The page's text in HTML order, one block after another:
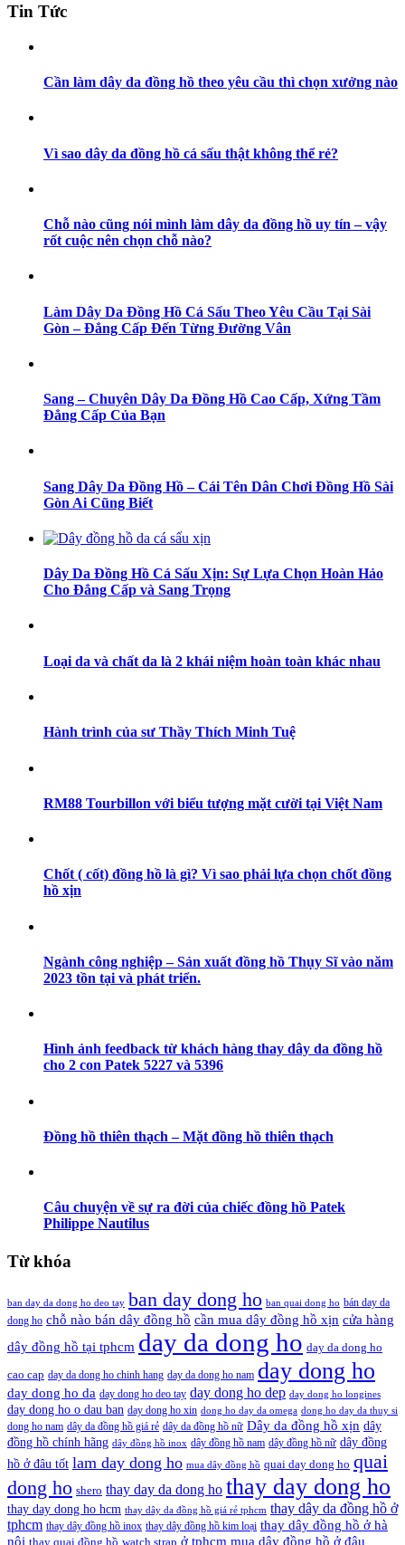
Tin Tức
Cần làm dây da đồng hồ theo yêu cầu thì chọn xưởng nào
Vì sao dây da đồng hồ cá sấu thật không thể rẻ?
Chỗ nào cũng nói mình làm dây da đồng hồ uy tín – vậy
rốt cuộc nên chọn chỗ nào?
Làm Dây Da Đồng Hồ Cá Sấu Theo Yêu Cầu Tại Sài
Gòn – Đẳng Cấp Đến Từng Đường Vân
Sang – Chuyên Dây Da Đồng Hồ Cao Cấp, Xứng Tầm
Đẳng Cấp Của Bạn
Sang Dây Da Đồng Hồ – Cái Tên Dân Chơi Đồng Hồ Sài
Gòn Ai Cũng Biết
Dây Da Đồng Hồ Cá Sấu Xịn: Sự Lựa Chọn Hoàn Hảo
Cho Đẳng Cấp và Sang Trọng
Loại da và chất da là 2 khái niệm hoàn toàn khác nhau
Hành trình của sư Thầy Thích Minh Tuệ
RM88 Tourbillon với biểu tượng mặt cười tại Việt Nam
Chốt ( cốt) đồng hồ là gì? Vì sao phải lựa chọn chốt đồng
hồ xịn
Ngành công nghiệp – Sản xuất đồng hồ Thụy Sĩ vào năm
2023 tồn tại và phát triển.
Hình ảnh feedback từ khách hàng thay dây da đồng hồ
cho 2 con Patek 5227 và 5396
Đồng hồ thiên thạch – Mặt đồng hồ thiên thạch
Câu chuyện về sự ra đời của chiếc đồng hồ Patek
Philippe Nautilus
Từ khóa
ban day da dong ho deo tay ban day dong ho ban quai dong ho bán day da
dong ho chỗ nào bán dây đồng hồ cần mua dây đồng hồ xịn cửa hàng
dây đồng hồ tại tphcm day da dong ho day da dong ho
cao cap day da dong ho chinh hang day da dong ho nam day dong ho
day dong ho da day dong ho deo tay day dong ho dep day dong ho longines
day dong ho o dau ban day dong ho xin dong ho day da omega dong ho day da thuy si
dong ho nam dây da đồng hồ giá rẻ dây da đồng hồ nữ Dây da đồng hồ xịn dây
đồng hồ chính hãng dây đồng hồ inox dây đồng hồ nam dây đồng hồ nữ dây đồng
hồ ở đâu tốt lam day dong ho mua dây đồng hồ quai day dong ho quai
dong ho shero thay day da dong ho thay day dong ho
thay day dong ho hcm thay dây da đồng hồ giá rẻ tphcm thay dây da đồng hồ ở
tphcm thay dây đồng hồ inox thay dây đồng hồ kim loại thay dây đồng hồ ở hà
nội thay quai đồng hồ ở tphcm mua dây đồng hồ ở đâu